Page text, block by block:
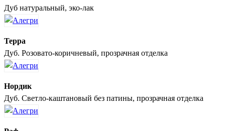
Дуб натуральный, эко-лак
Терра
Дуб. Розовато-коричневый, прозрачная отделка
Нордик
Дуб. Светло-каштановый без патины, прозрачная отделка